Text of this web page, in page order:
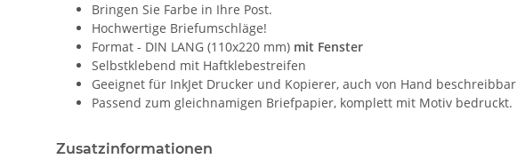
Bringen Sie Farbe in Ihre Post.
Hochwertige Briefumschläge!
Format - DIN LANG (110x220 mm) mit Fenster
Selbstklebend mit Haftklebestreifen
Geeignet für InkJet Drucker und Kopierer, auch von Hand beschreibbar
Passend zum gleichnamigen Briefpapier, komplett mit Motiv bedruckt.
Zusatzinformationen